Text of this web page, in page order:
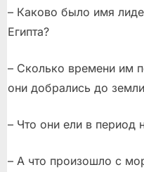
– Каково было имя
Египта?
– Сколько времени им
они добрались до
– Что они ели в период
– А что произошло с